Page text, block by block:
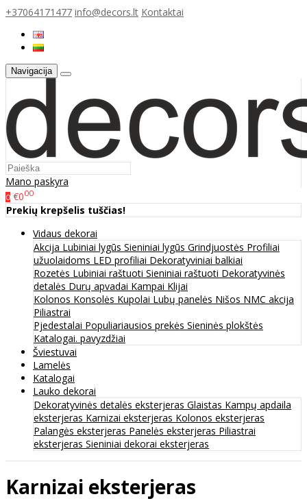
+37064171477 info@decors.lt Kontaktai
Navigacija
Mano paskyra
0 €000
Prekių krepšelis tuščias!
Vidaus dekorai
Akcija Lubiniai lygūs Sieniniai lygūs Grindjuostės Profiliai
užuolaidoms LED profiliai Dekoratyviniai balkiai
Rozetės Lubiniai raštuoti Sieniniai raštuoti Dekoratyvinės
detalės Durų apvadai Kampai Klijai
Kolonos Konsolės Kupolai Lubų panelės Nišos NMC akcija
Piliastrai
Pjedestalai Populiariausios prekės Sieninės plokštės
Katalogai. pavyzdžiai
Šviestuvai
Lamelės
Katalogai
Lauko dekorai
Dekoratyvinės detalės eksterjeras Glaistas Kampų apdaila
eksterjeras Karnizai eksterjeras Kolonos eksterjeras
Palangės eksterjeras Panelės eksterjeras Piliastrai
eksterjeras Sieniniai dekorai eksterjeras
Karnizai eksterjeras